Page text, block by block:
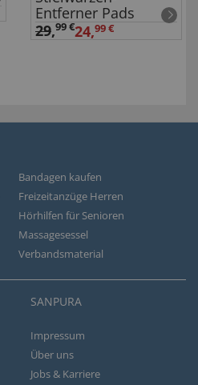
Entferner Pads
29,99 €24,99 €
Bandagen kaufen
Freizeitanzüge Herren
Hörhilfen für Senioren
Massagesessel
Verbandsmaterial
SANPURA
Impressum
Über uns
Jobs & Karriere